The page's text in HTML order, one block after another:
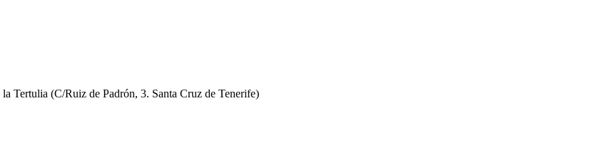
Tertulia (C/Ruiz de Padrón, 3. Santa Cruz de Tenerife)